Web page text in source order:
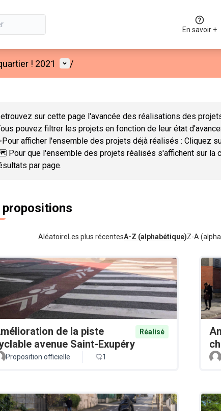
En savoir +
! 2021 Menu utilisateur
/
sur cette page l'avancée des réalisations des
pouvez filtrer les projets en fonction de leur état
afficher l'ensemble des projets déjà réalisés : Cliquez
Pour que l'ensemble des projets réalisés s'affichent sur la
par page.
propositions
Aléatoire Les plus récentesA-Z (alphabétique)Z-A
de la piste
avenue Saint-Exupéry
Réalisé
Proposition officielle 1